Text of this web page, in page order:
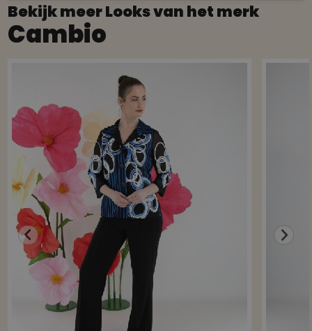
Bekijk meer Looks van het merk
Cambio